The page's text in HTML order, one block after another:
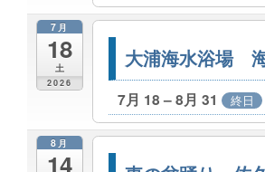
7月
18
土
2026
大浦海水浴場
7月 18 – 8月 31 終日
8月
14